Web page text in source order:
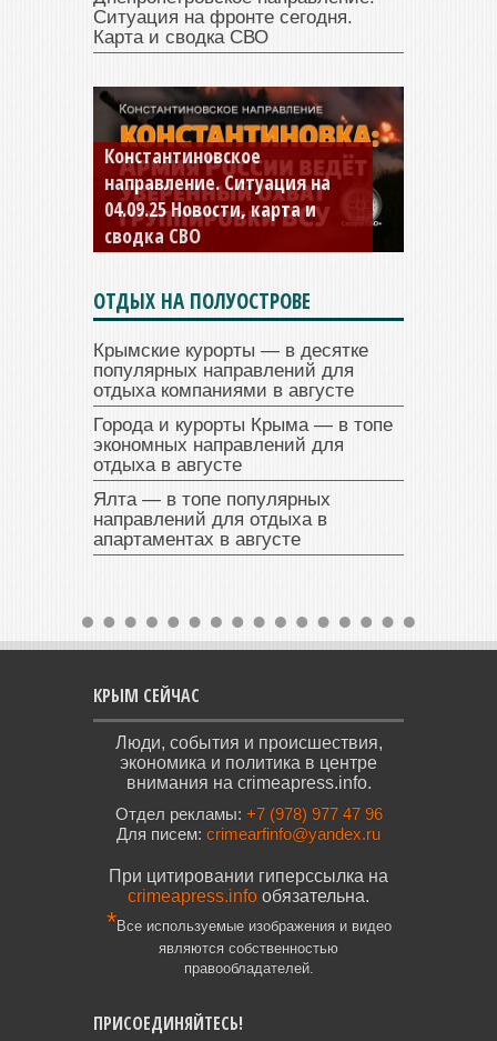
Ситуация на фронте сегодня.
Карта и сводка СВО
Константиновское
направление. Ситуация на
04.09.25 Новости, карта и
сводка СВО
ОТДЫХ НА ПОЛУОСТРОВЕ
Крымские курорты — в десятке
популярных направлений для
отдыха компаниями в августе
Города и курорты Крыма — в топе
экономных направлений для
отдыха в августе
Ялта — в топе популярных
направлений для отдыха в
апартаментах в августе
КРЫМ СЕЙЧАС
Люди, события и происшествия,
экономика и политика в центре
внимания на crimeapress.info.
Отдел рекламы: +7 (978) 977 47 96
Для писем: crimearfinfo@yandex.ru
При цитировании гиперссылка на
crimeapress.info обязательна.
*Все используемые изображения и видео
являются собственностью
правообладателей.
ПРИСОЕДИНЯЙТЕСЬ!